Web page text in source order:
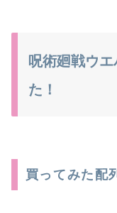
呪術廻戦ウ
た！
買ってみた配